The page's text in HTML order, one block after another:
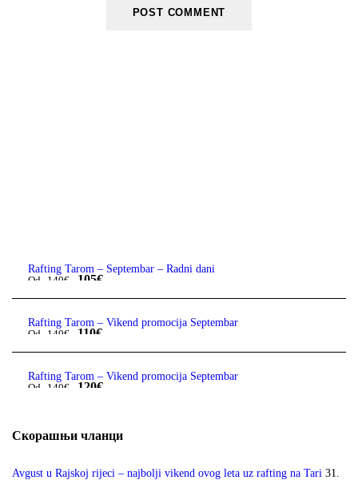
Rafting Tarom – Septembar – Radni dani
Od
140€ 105€
Rafting Tarom – Vikend promocija Septembar
Od
140€ 110€
Rafting Tarom – Vikend promocija Septembar
Od
140€ 120€
Скорашњи чланци
Avgust u Rajskoj rijeci – najbolji vikend ovog leta uz rafting na Tari 31.